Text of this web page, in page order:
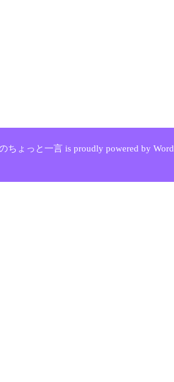
ちょっと一言 is proudly powered by